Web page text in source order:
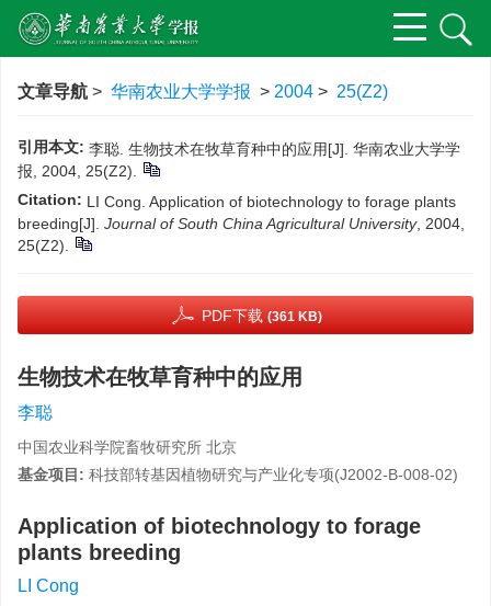
文章导航 > 华南农业大学学报 > 2004 > 25(Z2)
引用本文: 李聪. 生物技术在牧草育种中的应用[J]. 华南农业大学学
报, 2004, 25(Z2).
Citation: LI Cong. Application of biotechnology to forage plants
breeding[J]. Journal of South China Agricultural University, 2004,
25(Z2).
PDF下载 (361 KB)
生物技术在牧草育种中的应用
李聪
中国农业科学院畜牧研究所 北京
基金项目: 科技部转基因植物研究与产业化专项(J2002-B-008-02)
Application of biotechnology to forage
plants breeding
LI Cong